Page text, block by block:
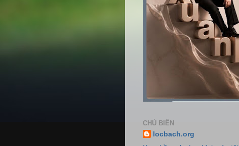
CHỦ BIÊN
locbach.org